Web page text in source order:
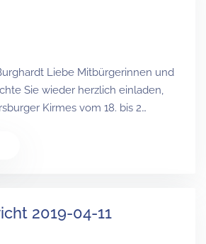
Liebe Mitbürgerinnen und
Sie wieder herzlich einladen,
Kirmes vom 18. bis 2…
2019-04-11